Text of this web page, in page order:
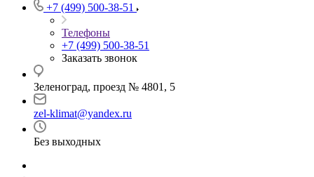
+7 (499) 500-38-51
Телефоны
+7 (499) 500-38-51
Заказать звонок
Зеленоград, проезд № 4801, 5
zel-klimat@yandex.ru
Без выходных